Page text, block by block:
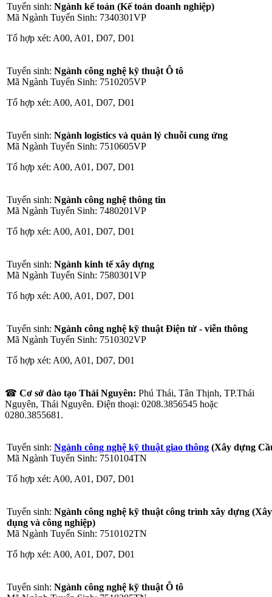
Tuyển sinh: Ngành kế toán (Kế toán doanh nghiệp)
Mã Ngành Tuyển Sinh: 7340301VP
Tổ hợp xét: A00, A01, D07, D01
Tuyển sinh: Ngành công nghệ kỹ thuật Ô tô
Mã Ngành Tuyển Sinh: 7510205VP
Tổ hợp xét: A00, A01, D07, D01
Tuyển sinh: Ngành logistics và quản lý chuỗi cung ứng
Mã Ngành Tuyển Sinh: 7510605VP
Tổ hợp xét: A00, A01, D07, D01
Tuyển sinh: Ngành công nghệ thông tin
Mã Ngành Tuyển Sinh: 7480201VP
Tổ hợp xét: A00, A01, D07, D01
Tuyển sinh: Ngành kinh tế xây dựng
Mã Ngành Tuyển Sinh: 7580301VP
Tổ hợp xét: A00, A01, D07, D01
Tuyển sinh: Ngành công nghệ kỹ thuật Điện tử - viễn thông
Mã Ngành Tuyển Sinh: 7510302VP
Tổ hợp xét: A00, A01, D07, D01
☎ Cơ sở đào tạo Thái Nguyên: Phú Thái, Tân Thịnh, TP.Thái
Nguyên, Thái Nguyên. Điện thoại: 0208.3856545 hoặc
0280.3855681.
Tuyển sinh: Ngành công nghệ kỹ thuật giao thông (Xây dựng
Mã Ngành Tuyển Sinh: 7510104TN
Tổ hợp xét: A00, A01, D07, D01
Tuyển sinh: Ngành công nghệ kỹ thuật công trình xây dựng
dụng và công nghiệp)
Mã Ngành Tuyển Sinh: 7510102TN
Tổ hợp xét: A00, A01, D07, D01
Tuyển sinh: Ngành công nghệ kỹ thuật Ô tô